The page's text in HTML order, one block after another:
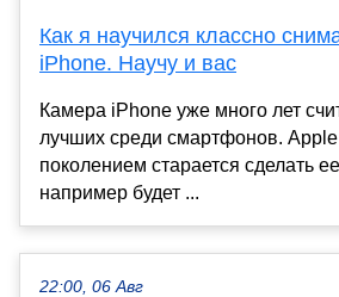
Как я научился классно
iPhone. Научу и вас
Камера iPhone уже много лет
лучших среди смартфонов.
поколением старается сделать
например будет ...
22:00, 06 Авг